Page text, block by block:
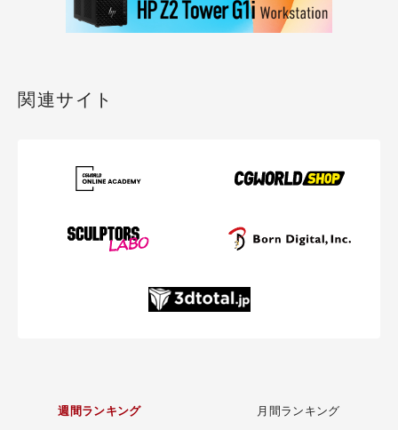
関連サイト
週間ランキング 月間ランキング